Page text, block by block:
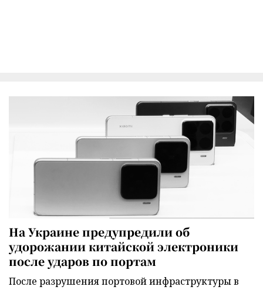
На Украине предупредили об
удорожании китайской электроники
после ударов по портам
После разрушения портовой инфраструктуры в